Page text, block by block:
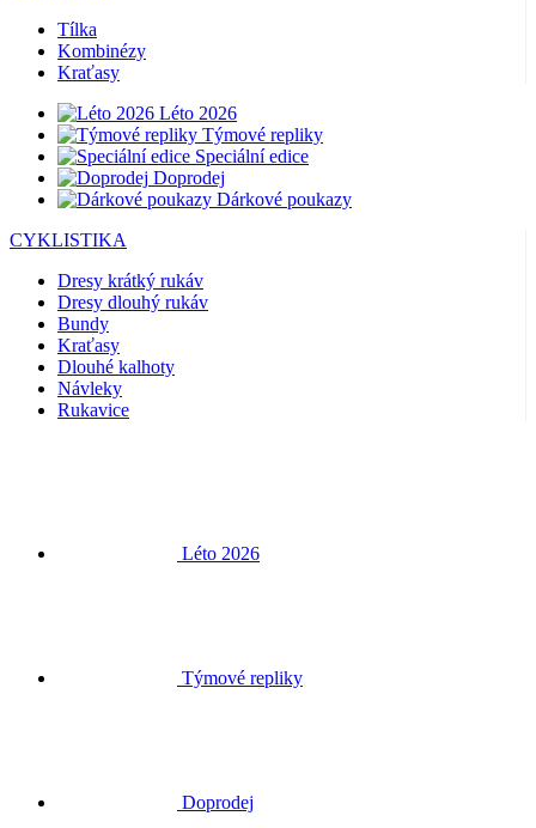
Tílka
Kombinézy
Kraťasy
Léto 2026
Týmové repliky
Speciální edice
Doprodej
Dárkové poukazy
CYKLISTIKA
Dresy krátký rukáv
Dresy dlouhý rukáv
Bundy
Kraťasy
Dlouhé kalhoty
Návleky
Rukavice